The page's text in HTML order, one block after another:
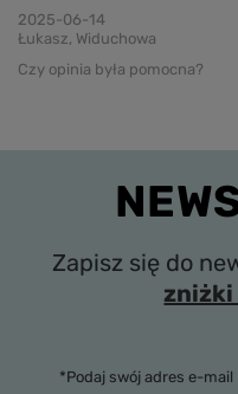
2025-06-14
Łukasz, Widuchowa
Czy opinia była pomocna?
Zapisz się do
zniżki
*Podaj swój adres e-mail